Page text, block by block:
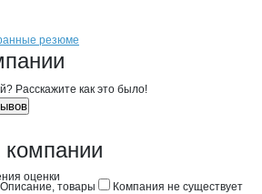
Воробьев А.Ю.
А.Ю.
резюме
А.Ю., КФХ
Расскажите как это было!
компании
оценки
связи о неточностях
Описание, товары Компания не существует